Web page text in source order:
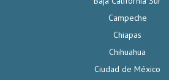
Campeche
Chiapas
Chihuahua
Ciudad de México